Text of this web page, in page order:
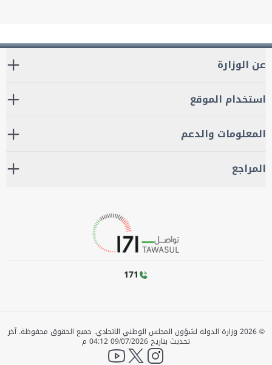
عن الوزارة
استخدام الموقع
المعلومات والدعم
المراجع
171
©
2026 وزارة الدولة لشؤون المجلس الوطني الاتحادي. جميع الحقوق محفوظة.آخر
تحديث بتاريخ 09/07/2026 04:12 م
instagram
twitter
YouTube